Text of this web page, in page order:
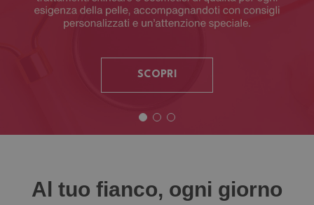
SCOPRI
Al tuo fianco, ogni giorno